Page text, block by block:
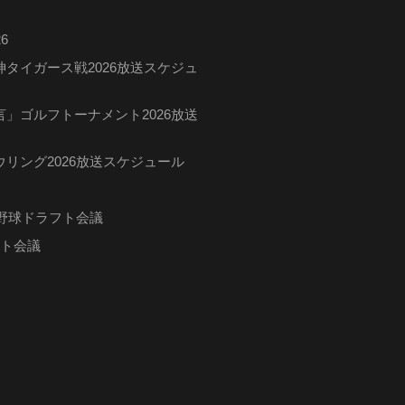
イガース戦2026放送スケジュ
ゴルフトーナメント2026放送
ング2026放送スケジュール
球ドラフト会議
会議